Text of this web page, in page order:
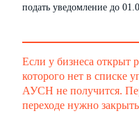
подать уведомление до
Если у бизнеса открыт
которого нет в списке
АУСН не получится.
переходе нужно